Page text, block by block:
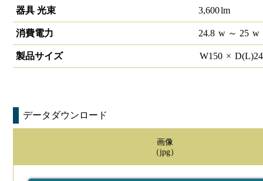
器具 光束 3,600lm
消費電力 24.8 w～ 25 w
製品サイズ W150 × D(L)
データダウンロード
画像
（jpg）